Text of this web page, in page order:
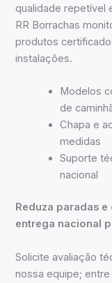
qualidade repetível
RR Borrachas
produtos
instalações.
Modelos
de
Chapa e
medidas
Suporte
nacional
Reduza paradas
entrega nacional
Solicite avaliação
nossa equipe;